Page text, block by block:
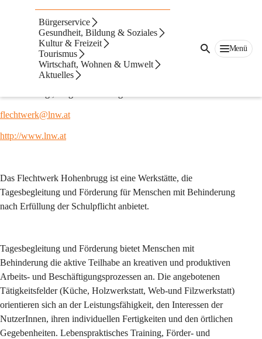
Bürgerservice
Gesundheit, Bildung & Soziales
Kultur & Freizeit
Tourismus
Wirtschaft, Wohnen & Umwelt
Aktuelles
Menü
Integration
Lebenshilfe Netwerk GmbH - Werkstätte
flechtwerk@lnw.at
http://www.lnw.at
Das Flechtwerk Hohenbrugg ist eine Werkstätte, die
Tagesbegleitung und Förderung für Menschen mit Behinderung
nach Erfüllung der Schulpflicht anbietet.
Tagesbegleitung und Förderung bietet Menschen mit
Behinderung die aktive Teilhabe an kreativen und produktiven
Arbeits- und Beschäftigungsprozessen an. Die angebotenen
Tätigkeitsfelder (Küche, Holzwerkstatt, Web-und Filzwerkstatt)
orientieren sich an der Leistungsfähigkeit, den Interessen der
NutzerInnen, ihren individuellen Fertigkeiten und den örtlichen
Gegebenheiten. Lebenspraktisches Training, Förder- und